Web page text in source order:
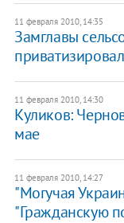
11 февраля 2010, 14:35
Замглавы
11 февраля 2010, 14:30
Куликов:
мае
11 февраля 2010, 14:27
"Могучая
"Гражданскую